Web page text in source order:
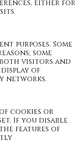
either for
purposes. Some
some
visitors and
of
networks.
cookies or
If you disable
the features of